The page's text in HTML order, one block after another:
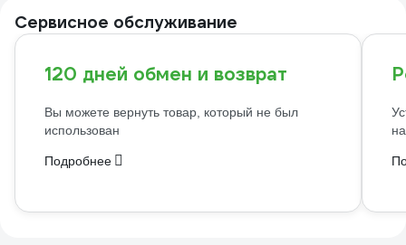
Сервисное обслуживание
120 дней обмен и возврат
Вы можете вернуть товар, который не был
использован
Подробнее